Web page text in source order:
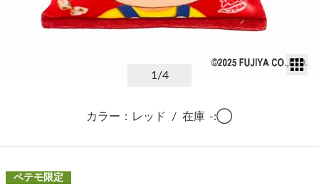
1/4
カラー：レッド / 在庫 -:◯
ペテモ限定